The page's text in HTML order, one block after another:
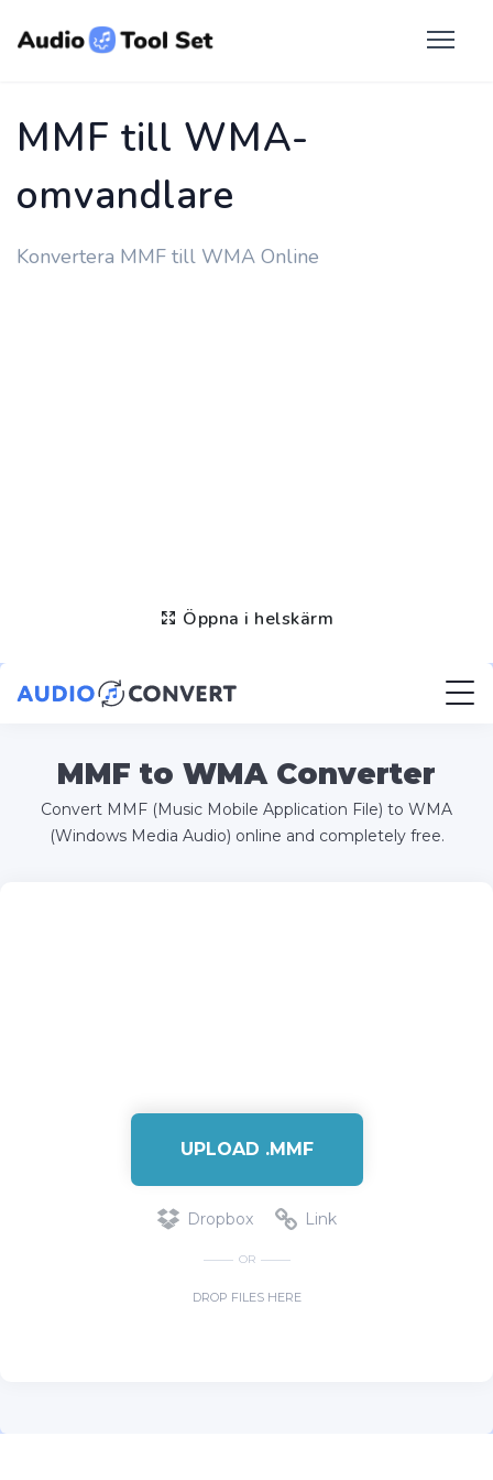
MMF till WMA-
omvandlare
Konvertera MMF till WMA Online
Öppna i helskärm